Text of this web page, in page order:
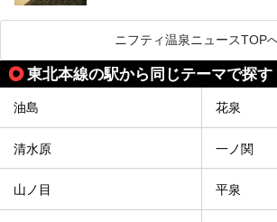
今回は、岩手県でおすすめの温泉、
を紹介します！
温度も低めなので、暑いのが苦手な
ニフティ温泉ニュースTOP
東北本線の駅から同じテーマで探す
油島 花泉
清水原 一ノ関
山ノ目 平泉